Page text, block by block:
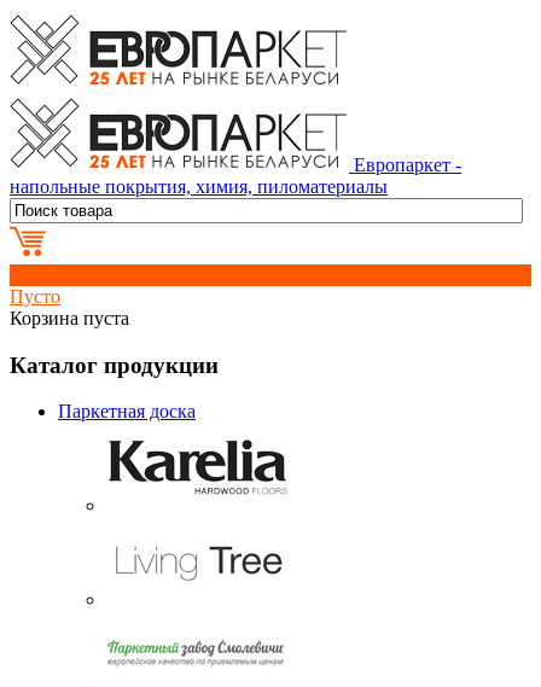
Европаркет -
напольные покрытия, химия, пиломатериалы
Пусто
Корзина пуста
Каталог продукции
Паркетная доска